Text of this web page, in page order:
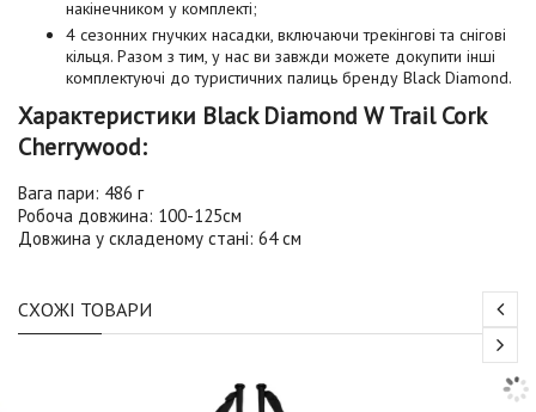
накінечником у комплекті;
4 сезонних гнучких насадки, включаючи трекінгові та снігові
кільця. Разом з тим, у нас ви завжди можете докупити інші
комплектуючі до туристичних палиць бренду Black Diamond.
Характеристики Black Diamond W Trail Cork
Cherrywood:
Вага пари: 486 г
Робоча довжина: 100-125см
Довжина у складеному стані: 64 см
СХОЖІ ТОВАРИ